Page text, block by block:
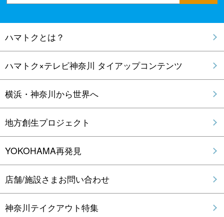
ハマトクとは？
ハマトク×テレビ神奈川 タイアップコンテンツ
横浜・神奈川から世界へ
地方創生プロジェクト
YOKOHAMA再発見
店舗/施設さまお問い合わせ
神奈川テイクアウト特集